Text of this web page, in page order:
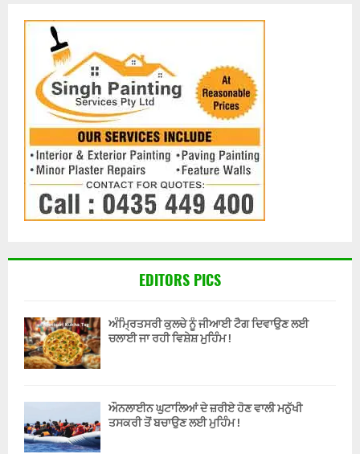
EDITORS PICS
ਅੰਮ੍ਰਿਤਸਰੀ ਕੁਲਚੇ ਨੂੰ ਜੀਆਈ ਟੈਗ ਦਿਵਾਉਣ ਲਈ
ਚਲਾਈ ਜਾ ਰਹੀ ਵਿਸ਼ੇਸ਼ ਮੁਹਿੰਮ !
ਔਨਲਾਈਨ ਘੁਟਾਲਿਆਂ ਦੇ ਜ਼ਰੀਏ ਹੋਣ ਵਾਲੀ ਮਨੁੱਖੀ
ਤਸਕਰੀ ਤੋਂ ਬਚਾਉਣ ਲਈ ਮੁਹਿੰਮ !